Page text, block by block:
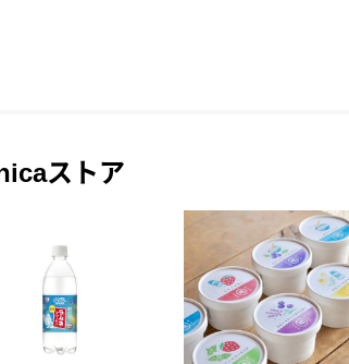
ストア